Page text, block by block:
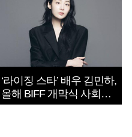
‘라이징 스타’ 배우 김민하,
올해 BIFF 개막식 사회자
확정